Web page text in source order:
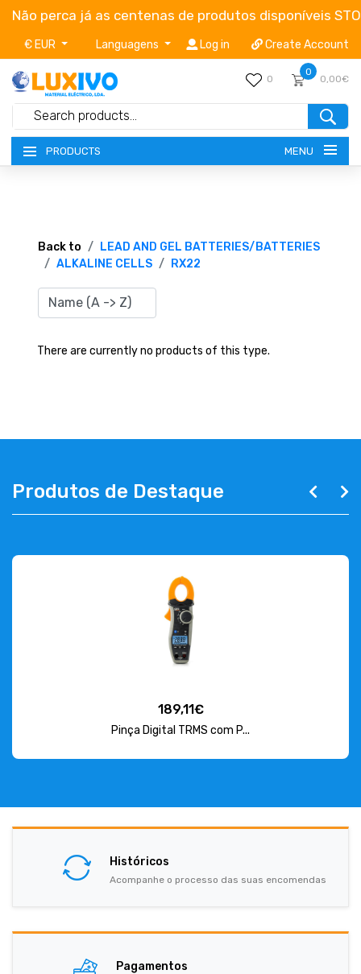
Não perca já as centenas de produtos disponíveis
€ EUR Languagens Log in Create Account
0
0
0,00€
PRODUCTS MENU
TERMS OF SERVICE
Back to
LEAD AND GEL BATTERIES/BATTERIES
ALKALINE CELLS
RX22
There are currently no products of this type.
Produtos de Destaque
189,11€
Pinça Digital TRMS com P...
Históricos
Acompanhe o processo das suas encomendas
Pagamentos